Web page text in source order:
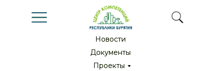
Новости
Новости
Документы
Документы
Проекты
Проекты